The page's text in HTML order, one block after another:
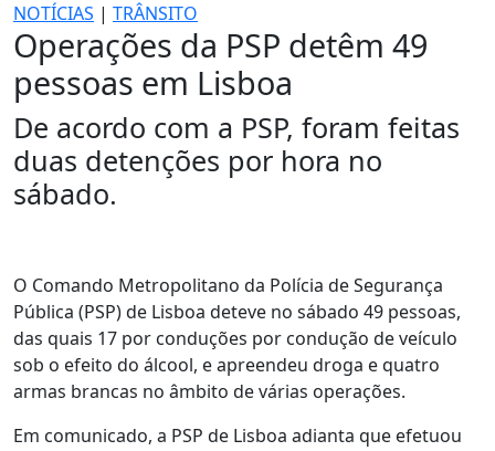
NOTÍCIAS | TRÂNSITO
Operações da PSP detêm 49
pessoas em Lisboa
De acordo com a PSP, foram feitas
duas detenções por hora no
sábado.
O Comando Metropolitano da Polícia de Segurança
Pública (PSP) de Lisboa deteve no sábado 49 pessoas,
das quais 17 por conduções por condução de veículo
sob o efeito do álcool, e apreendeu droga e quatro
armas brancas no âmbito de várias operações.
Em comunicado, a PSP de Lisboa adianta que efetuou